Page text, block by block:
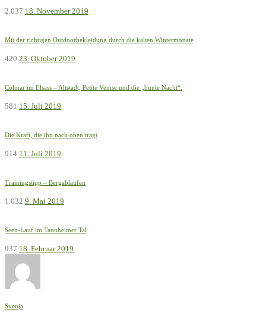
2.037 18. November 2019
Mit der richtigen Outdoorbekleidung durch die kalten Wintermonate
420 23. Oktober 2019
Colmar im Elsass – Altstadt, Petite Venise und die „bunte Nacht“.
581 15. Juli 2019
Die Kraft, die ihn nach oben trägt
914 11. Juli 2019
Trainingstipp – Bergablaufen
1.032 9. Mai 2019
Seen-Lauf im Tannheimer Tal
937 18. Februar 2019
Svenja